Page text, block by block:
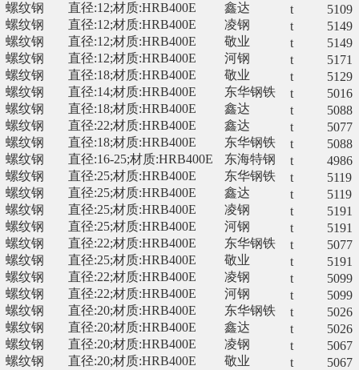
螺纹钢
直径:12;材质:HRB400E 鑫达 t
5109
螺纹钢
直径:12;材质:HRB400E 凌钢 t
5149
螺纹钢
直径:12;材质:HRB400E 敬业 t
5149
螺纹钢
直径:12;材质:HRB400E 河钢 t
5171
螺纹钢
直径:18;材质:HRB400E 敬业 t
5129
螺纹钢
直径:14;材质:HRB400E 东华钢铁 t
5016
螺纹钢
直径:18;材质:HRB400E 鑫达 t
5088
螺纹钢
直径:22;材质:HRB400E 鑫达 t
5077
螺纹钢
直径:18;材质:HRB400E 东华钢铁 t
5088
螺纹钢
直径:16-25;材质:HRB400E 东海特钢 t
4986
螺纹钢
直径:25;材质:HRB400E 东华钢铁 t
5119
螺纹钢
直径:25;材质:HRB400E 鑫达 t
5119
螺纹钢
直径:25;材质:HRB400E 凌钢 t
5191
螺纹钢
直径:25;材质:HRB400E 河钢 t
5191
螺纹钢
直径:22;材质:HRB400E 东华钢铁 t
5077
螺纹钢
直径:25;材质:HRB400E 敬业 t
5191
螺纹钢
直径:22;材质:HRB400E 凌钢 t
5099
螺纹钢
直径:22;材质:HRB400E 河钢 t
5099
螺纹钢
直径:20;材质:HRB400E 东华钢铁 t
5026
螺纹钢
直径:20;材质:HRB400E 鑫达 t
5026
螺纹钢
直径:20;材质:HRB400E 凌钢 t
5067
螺纹钢
直径:20;材质:HRB400E 敬业 t
5067